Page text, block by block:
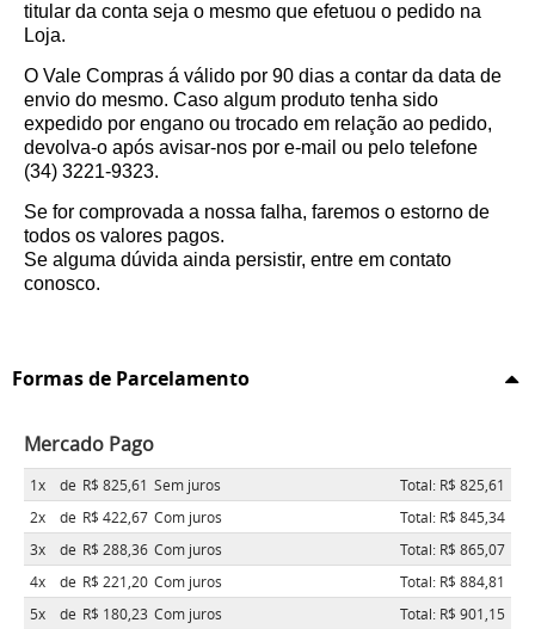
titular da conta seja o mesmo que efetuou o pedido na
Loja.
O Vale Compras á válido por 90 dias a contar da data de
envio do mesmo. Caso algum produto tenha sido
expedido por engano ou trocado em relação ao pedido,
devolva-o após avisar-nos por e-mail ou pelo telefone
(34) 3221-9323.
Se for comprovada a nossa falha, faremos o estorno de
todos os valores pagos.
Se alguma dúvida ainda persistir, entre em contato
conosco.
Formas de Parcelamento
Mercado Pago
1x de R$ 825,61 Sem juros
Total: R$ 825,61
2x
de R$ 422,67 Com juros
Total: R$ 845,34
3x
de R$ 288,36 Com juros
Total: R$ 865,07
4x
de R$ 221,20 Com juros
Total: R$ 884,81
5x
de R$ 180,23 Com juros
Total: R$ 901,15